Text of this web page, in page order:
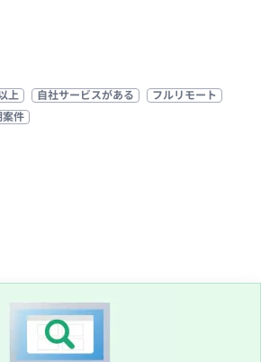
上 自社サービスがある
フルリモート
案件